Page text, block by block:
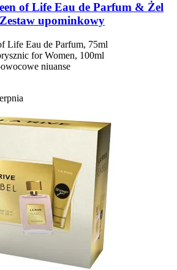
of Life Eau de Parfum & Żel
upominkowy
Life Eau de Parfum, 75ml
for Women, 100ml
niuanse